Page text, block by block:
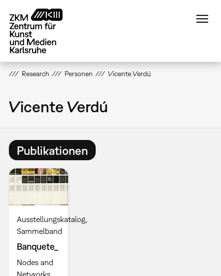
zum
Inhalt
Research Personen Vicente Verdú
Vicente Verdú
Publikationen
Ausstellungskatalog
Sammelband
Banquete_
Nodes and
Networks